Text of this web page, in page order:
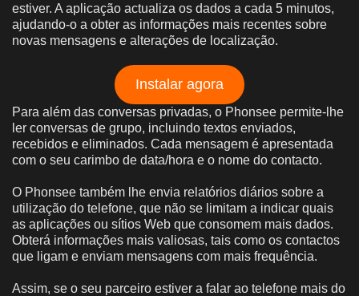
estiver. A aplicação actualiza os dados a cada 5 minutos,
ajudando-o a obter as informações mais recentes sobre
novas mensagens e alterações de localização.
Instalar agora
Para além das conversas privadas, o Phonsee permite-lhe
ler conversas de grupo, incluindo textos enviados,
recebidos e eliminados. Cada mensagem é apresentada
com o seu carimbo de data/hora e o nome do contacto.
O Phonsee também lhe envia relatórios diários sobre a
utilização do telefone, que não se limitam a indicar quais
as aplicações ou sítios Web que consomem mais dados.
Obterá informações mais valiosas, tais como os contactos
que ligam e enviam mensagens com mais frequência.
Assim, se o seu parceiro estiver a falar ao telefone mais do